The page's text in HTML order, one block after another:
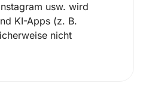
usw. wird
KI-Apps (z. B.
nicht